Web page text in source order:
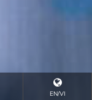
EN/VI